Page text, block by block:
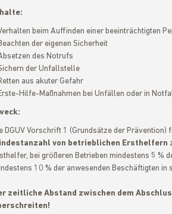
beim Auffinden einer beeinträchtigten
der eigenen Sicherheit
des Notrufs
der Unfallstelle
aus akuter Gefahr
Hilfe-Maßnahmen bei Unfällen oder in
DGUV Vorschrift 1 (Grundsätze der
von betrieblichen Ersthelfern
bei größeren Betrieben mindestens 5 %
10 % der anwesenden Beschäftigten in
zeitliche Abstand zwischen dem